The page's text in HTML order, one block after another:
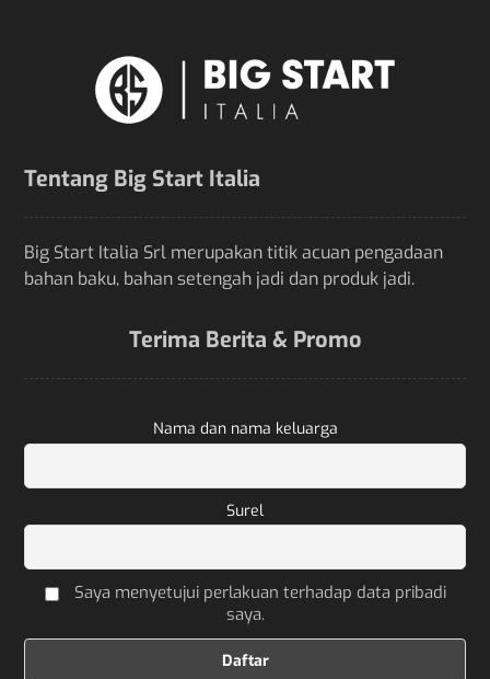
Tentang Big Start Italia
Big Start Italia Srl merupakan titik acuan pengadaan
bahan baku, bahan setengah jadi dan produk jadi.
Terima Berita & Promo
Nama dan nama keluarga
Surel
Saya menyetujui perlakuan terhadap data pribadi
saya.